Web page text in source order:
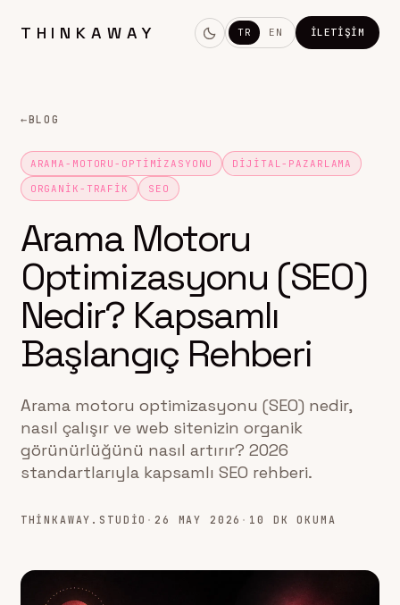
THINKAWAY TR EN İLETIŞIM
←BLOG
ARAMA-MOTORU-OPTIMIZASYONU
DIJITAL-PAZARLAMA
ORGANIK-TRAFIK
SEO
Arama Motoru
Optimizasyonu (SEO)
Nedir? Kapsamlı
Başlangıç Rehberi
Arama motoru optimizasyonu (SEO) nedir,
nasıl çalışır ve web sitenizin organik
görünürlüğünü nasıl artırır? 2026
standartlarıyla kapsamlı SEO rehberi.
THINKAWAY.STUDIO ·26 MAY 2026 · 10 DK OKUMA